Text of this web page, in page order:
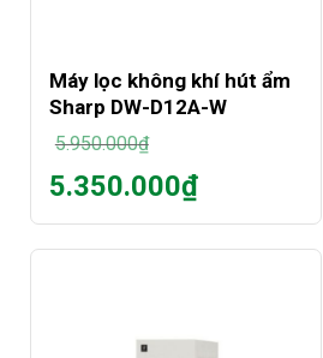
Máy lọc không khí hút ẩm
Sharp DW-D12A-W
5.950.000₫
Giá
gốc
là:
5.350.000₫
tại